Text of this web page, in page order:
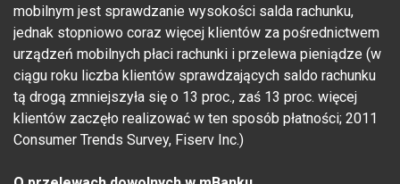
mobilnym jest sprawdzanie wysokości salda rachunku,
jednak stopniowo coraz więcej klientów za pośrednictwem
urządzeń mobilnych płaci rachunki i przelewa pieniądze (w
ciągu roku liczba klientów sprawdzających saldo rachunku
tą drogą zmniejszyła się o 13 proc., zaś 13 proc. więcej
klientów zaczęło realizować w ten sposób płatności; 2011
Consumer Trends Survey, Fiserv Inc.)